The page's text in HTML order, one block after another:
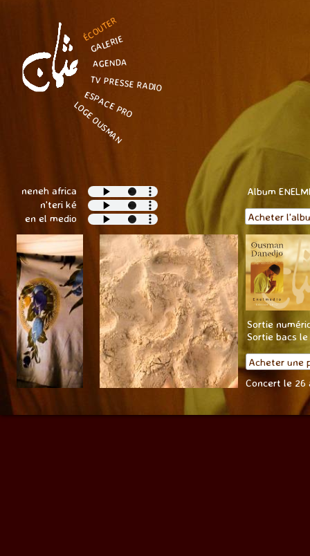
ÉCOUTER
Acheter une
Album
LOGE OUSMAN
ESPACE PRO
TV PRESSE RADIO
AGENDA
GALERIE
Concert le 26
Sortie
Sortie bacs
Acheter
neneh africa
en el medio
n'teri ké